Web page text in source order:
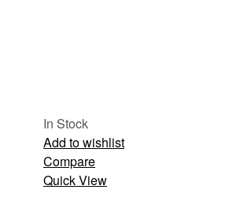
In Stock
Add to wishlist
Compare
Quick View